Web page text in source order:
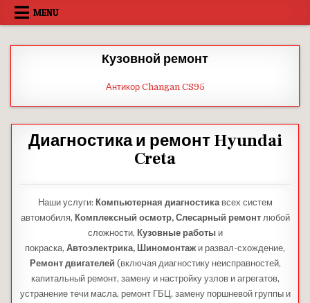
Skip
MENU
Кузовной ремонт
Антикор Changan CS95
Диагностика и ремонт Hyundai
Creta
Наши услуги: Компьютерная диагностикавсех систем
автомобиля, Комплексный осмотр, Слесарный ремонтлюбой
сложности, Кузовные работыи
покраска, Автоэлектрика, Шиномонтаж и развал-схождение,
Ремонт двигателей (включая диагностику неисправностей,
капитальный ремонт, замену и настройку узлов и агрегатов,
устранение течи масла, ремонт ГБЦ, замену поршневой группы и